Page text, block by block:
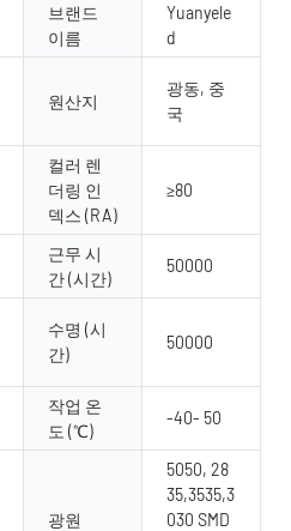
브랜드
이름
Yuanyele
d
원산지
광동, 중
국
컬러 렌
더링 인
덱스 (RA)
≥80
근무 시
간 (시간)
50000
수명 (시
간)
50000
작업 온
도 (℃)
-40- 50
광원
5050, 28
35,3535,3
030 SMD